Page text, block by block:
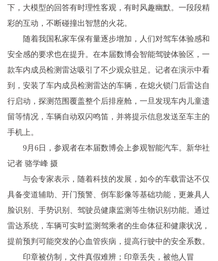
下，大模型的回答有时理性客观，有时风趣幽默。一段段精
彩的互动，不断碰撞出智慧的火花。
随着我国私家车保有量逐步增加，人们对驾车体验感和
安全感的要求也在提升。在本届数博会智能驾驶体验区，一
款车内成员检测雷达吸引了不少观众驻足。记者在演示中看
到，安装了车内成员检测雷达的车辆，在熄火锁门后雷达自
行启动，探测范围覆盖整个后排座舱，一旦发现车内儿童遗
留等情况，车辆自动双闪鸣笛，并将提示信息发送至车主的
手机上。
9月6日，参观者在本届数博会上参观智能汽车。新华社
记者 骆学峰 摄
与会专家表示，随着科技的发展，如今的车载雷达不仅
具备变道辅助、开门预警、倒车影像等基础功能，更兼具人
脸识别、手势识别、驾驶员健康监测等生物识别功能。通过
雷达系统，车辆可实时监测驾乘者的生命体征和健康状况，
提前预判可能突发的心血管疾病，提高行驶中的安全系数。
印章被仿制，文件真假难辨；印章丢失，被他人冒